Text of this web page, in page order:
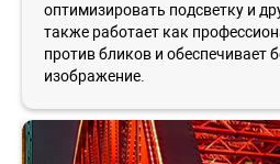
оптимизировать подсветку и
также работает как
против бликов и обеспечивает
изображение.